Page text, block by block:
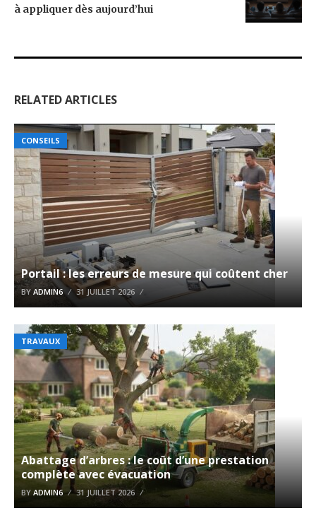
à appliquer dès aujourd’hui
RELATED ARTICLES
CONSEILS
Portail : les erreurs de mesure qui coûtent cher
BY ADMIN6 31 JUILLET 2026
TRAVAUX
Abattage d’arbres : le coût d’une prestation
complète avec évacuation
BY ADMIN6 31 JUILLET 2026